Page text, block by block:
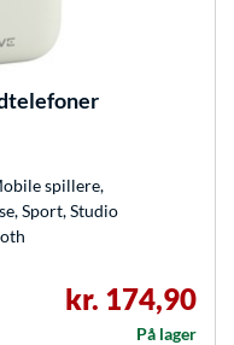
spillere,
Sport, Studio
kr. 174,90
På lager